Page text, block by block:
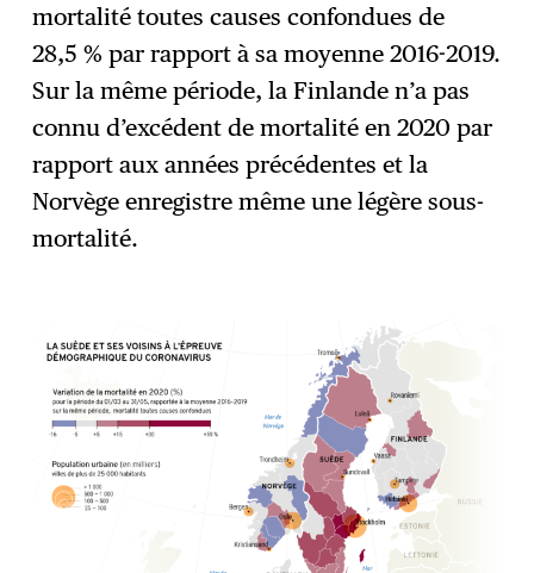
mortalité toutes causes confondues de
28,5 % par rapport à sa moyenne 2016-2019.
Sur la même période, la Finlande n’a pas
connu d’excédent de mortalité en 2020 par
rapport aux années précédentes et la
Norvège enregistre même une légère sous-
mortalité.